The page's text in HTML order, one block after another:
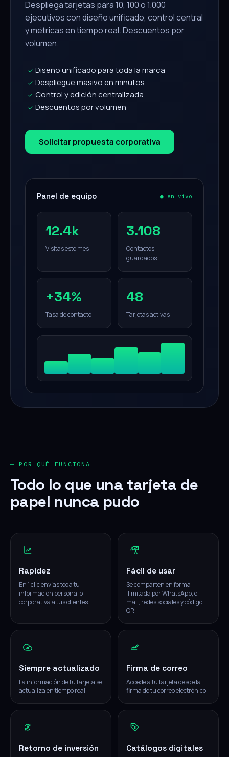
Despliega tarjetas para 10, 100 o 1.000
ejecutivos con diseño unificado, control central
y métricas en tiempo real. Descuentos por
volumen.
✓ Diseño unificado para toda la marca
✓ Despliegue masivo en minutos
✓ Control y edición centralizada
✓ Descuentos por volumen
Solicitar propuesta corporativa
Panel de equipo ● en vivo
12.4k
Visitas este mes
3.108
Contactos
guardados
+34%
Tasa de contacto
48
Tarjetas activas
— POR QUÉ FUNCIONA
Todo lo que una tarjeta de
papel nunca pudo
Rapidez
En 1 clic envías toda tu
información personal o
corporativa a tus clientes.
Fácil de usar
Se comparten en forma
ilimitada por WhatsApp, e-
mail, redes sociales y código
QR.
Siempre actualizado
La información de tu tarjeta se
actualiza en tiempo real.
Firma de correo
Accede a tu tarjeta desde la
firma de tu correo electrónico.
Retorno de inversión Catálogos digitales